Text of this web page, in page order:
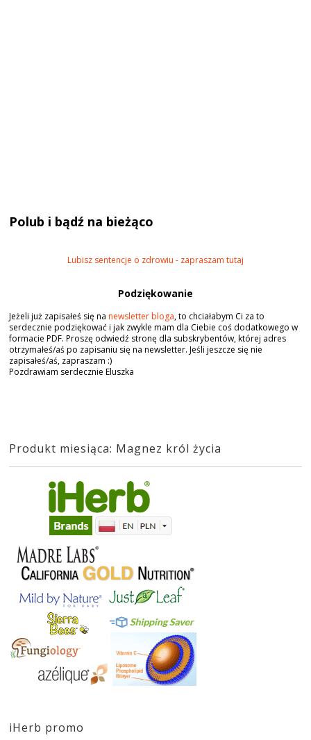
Polub i bądź na bieżąco
Lubisz sentencje o zdrowiu - zapraszam tutaj
Podziękowanie
Jeżeli już zapisałeś się nanewsletter bloga, to chciałabym Ci za to
serdecznie podziękować i jak zwykle mam dla Ciebie coś dodatkowego w
formacie PDF. Proszę odwiedź stronę dla subskrybentów, której adres
otrzymałeś/aś po zapisaniu się na newsletter. Jeśli jeszcze się nie
zapisałeś/aś, zapraszam :)
Pozdrawiam serdecznie Eluszka
Produkt miesiąca: Magnez król życia
iHerb promo